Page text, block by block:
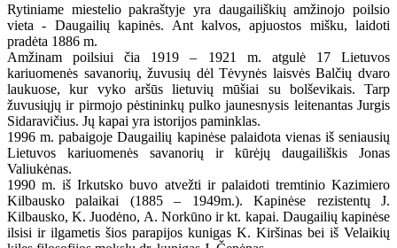
Rytiniame miestelio pakraštyje yra daugailiškių amžinojo poilsio
vieta - Daugailių kapinės. Ant kalvos, apjuostos mišku, laidoti
pradėta 1886 m.
Amžinam poilsiui čia 1919 – 1921 m. atgulė 17 Lietuvos
kariuomenės savanorių, žuvusių dėl Tėvynės laisvės Balčių dvaro
laukuose, kur vyko aršūs lietuvių mūšiai su bolševikais. Tarp
žuvusiųjų ir pirmojo pėstininkų pulko jaunesnysis leitenantas Jurgis
Sidaravičius. Jų kapai yra istorijos paminklas.
1996 m. pabaigoje Daugailių kapinėse palaidota vienas iš seniausių
Lietuvos kariuomenės savanorių ir kūrėjų daugailiškis Jonas
Valiukėnas.
1990 m. iš Irkutsko buvo atvežti ir palaidoti tremtinio Kazimiero
Kilbausko palaikai (1885 – 1949m.). Kapinėse rezistentų J.
Kilbausko, K. Juodėno, A. Norkūno ir kt. kapai. Daugailių kapinėse
ilsisi ir ilgametis šios parapijos kunigas K. Kiršinas bei iš Velaikių